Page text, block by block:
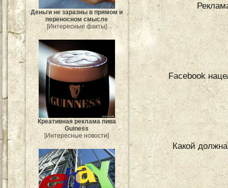
Деньги не заразны в прямом и
переносном смысле
[Интересные факты]
Креативная реклама пива
Guiness
[Интересные новости]
Facebook
Какой